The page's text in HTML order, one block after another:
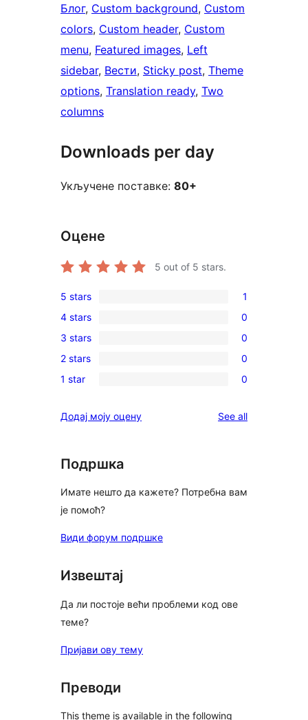
Блог, Custom background, Custom
colors, Custom header, Custom
menu, Featured images, Left
sidebar, Вести, Sticky post, Theme
options, Translation ready, Two
columns
Downloads per day
Укључене поставке: 80+
Оцене
5 out of 5 stars.
1
5-
star
review
5 stars 1
0
4-
star
reviews
4 stars 0
0
3-
star
3 stars 0
0
2-
reviews
2 stars 0
0
star
1 star 0
Додај моју оцену See allreviews
Подршка
Имате нешто да кажете? Потребна вам
је помоћ?
Види форум подршке
Извештај
Да ли постоје већи проблеми код ове
теме?
Пријави ову тему
Преводи
This theme is available in the following